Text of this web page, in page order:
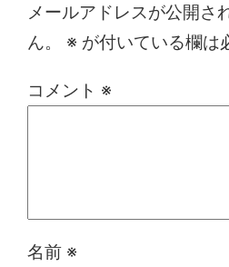
メールアドレスが公開さ
ん。
※ が付いている欄は
コメント ※
名前 ※